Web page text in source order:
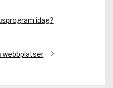
idag?
webbplatser